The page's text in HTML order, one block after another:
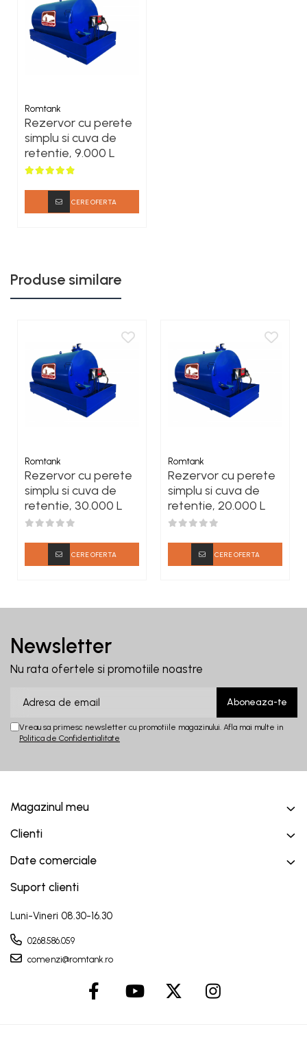
Romtank
Rezervor cu perete
simplu si cuva de
retentie, 9.000 L
CERE OFERTA
Produse similare
Romtank
Rezervor cu perete
simplu si cuva de
retentie, 30.000 L
CERE OFERTA
Romtank
Rezervor cu perete
simplu si cuva de
retentie, 20.000 L
CERE OFERTA
Newsletter
Nu rata ofertele si promotiile noastre
Vreau sa primesc newsletter cu promotiile magazinului. Afla mai multe in
Politica de Confidentialitate
Magazinul meu
Clienti
Date comerciale
Suport clienti
Luni-Vineri 08.30-16.30
0268.586.059
comenzi@romtank.ro